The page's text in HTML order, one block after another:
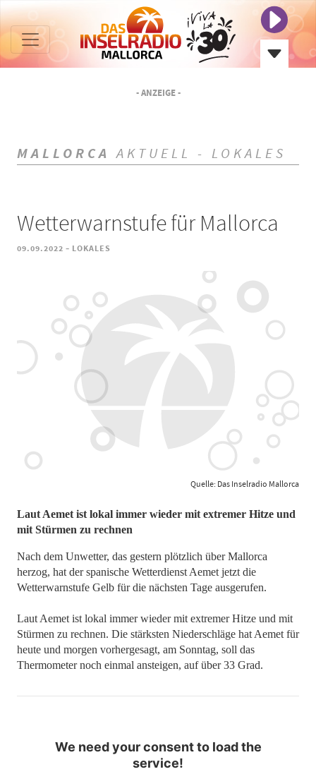
- ANZEIGE -
MALLORCA AKTUELL - LOKALES
Wetterwarnstufe für Mallorca
09.09.2022 - LOKALES
Quelle: Das Inselradio Mallorca
​​​​​​​Laut Aemet ist lokal immer wieder mit extremer Hitze und
mit Stürmen zu rechnen
Nach dem Unwetter, das gestern plötzlich über Mallorca
herzog, hat der spanische Wetterdienst Aemet jetzt die
Wetterwarnstufe Gelb für die nächsten Tage ausgerufen.
Laut Aemet ist lokal immer wieder mit extremer Hitze und mit
Stürmen zu rechnen. Die stärksten Niederschläge hat Aemet für
heute und morgen vorhergesagt, am Sonntag, soll das
Thermometer noch einmal ansteigen, auf über 33 Grad.
We need your consent to load the
service!